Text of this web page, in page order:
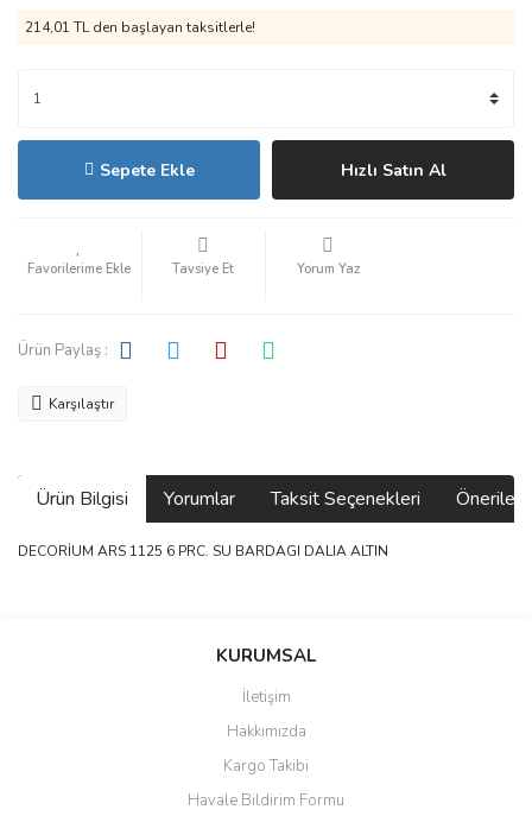
214,01 TL den başlayan taksitlerle!
Sepete Ekle Hızlı Satın Al
Tavsiye Et Yorum Yaz
Ürün Paylaş :
Karşılaştır
Ürün Bilgisi Yorumlar Taksit Seçenekleri
DECORİUM ARS 1125 6 PRC. SU BARDAGI DALIA ALTIN
Bu ürüne ilk yorumu siz yapın!
Ürün resmi kalitesiz, bozuk veya görüntülenemiyor.
Ürün açıklamasında eksik bilgiler bulunuyor.
Ürün bilgilerinde hatalar bulunuyor.
KURUMSAL
İletişim
Hakkımızda
Kargo Takibi
Havale Bildirim Formu